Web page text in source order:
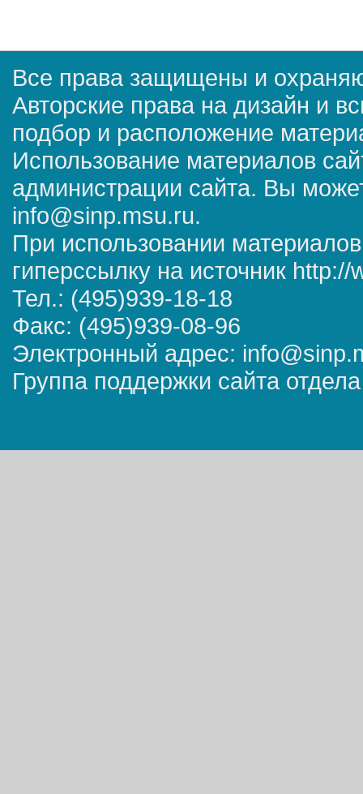
Все права защищены и
Авторские права на дизайн и
подбор и расположение
Использование материалов
администрации сайта. Вы
info@sinp.msu.ru.
При использовании
гиперссылку на источник
Тел.: (495)939-18-18
Факс: (495)939-08-96
Электронный адрес:
Группа поддержки сайта